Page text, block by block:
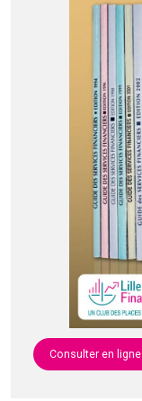
Consulter en ligne